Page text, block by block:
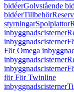
bidéerGolvstående
bidéerTillbehör
styrningarSpolplattor
inbyggnadscisterner
inbyggnadscisterner
För Omega
inbyggnadscisterner
inbyggnadscisterner
för För Twinline
inbyggnadscisterner